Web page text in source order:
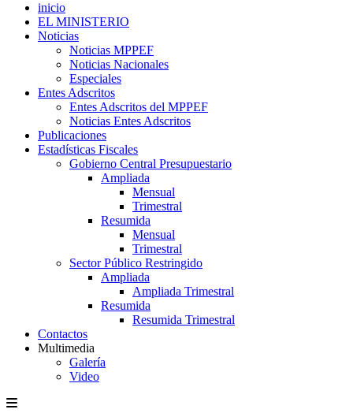
inicio
EL MINISTERIO
Noticias
Noticias MPPEF
Noticias Nacionales
Especiales
Entes Adscritos
Entes Adscritos del MPPEF
Noticias Entes Adscritos
Publicaciones
Estadísticas Fiscales
Gobierno Central Presupuestario
Ampliada
Mensual
Trimestral
Resumida
Mensual
Trimestral
Sector Público Restringido
Ampliada
Ampliada Trimestral
Resumida
Resumida Trimestral
Contactos
Multimedia
Galería
Video